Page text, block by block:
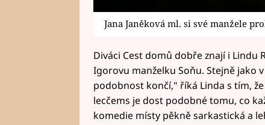
Jana Janěková ml. si své manžele
Diváci Cest domů dobře znají i Lindu
Igorovu manželku Soňu. Stejně jako
podobnost končí," říká Linda s tím,
lecčems je dost podobné tomu, co
komedie místy pěkně sarkastická a